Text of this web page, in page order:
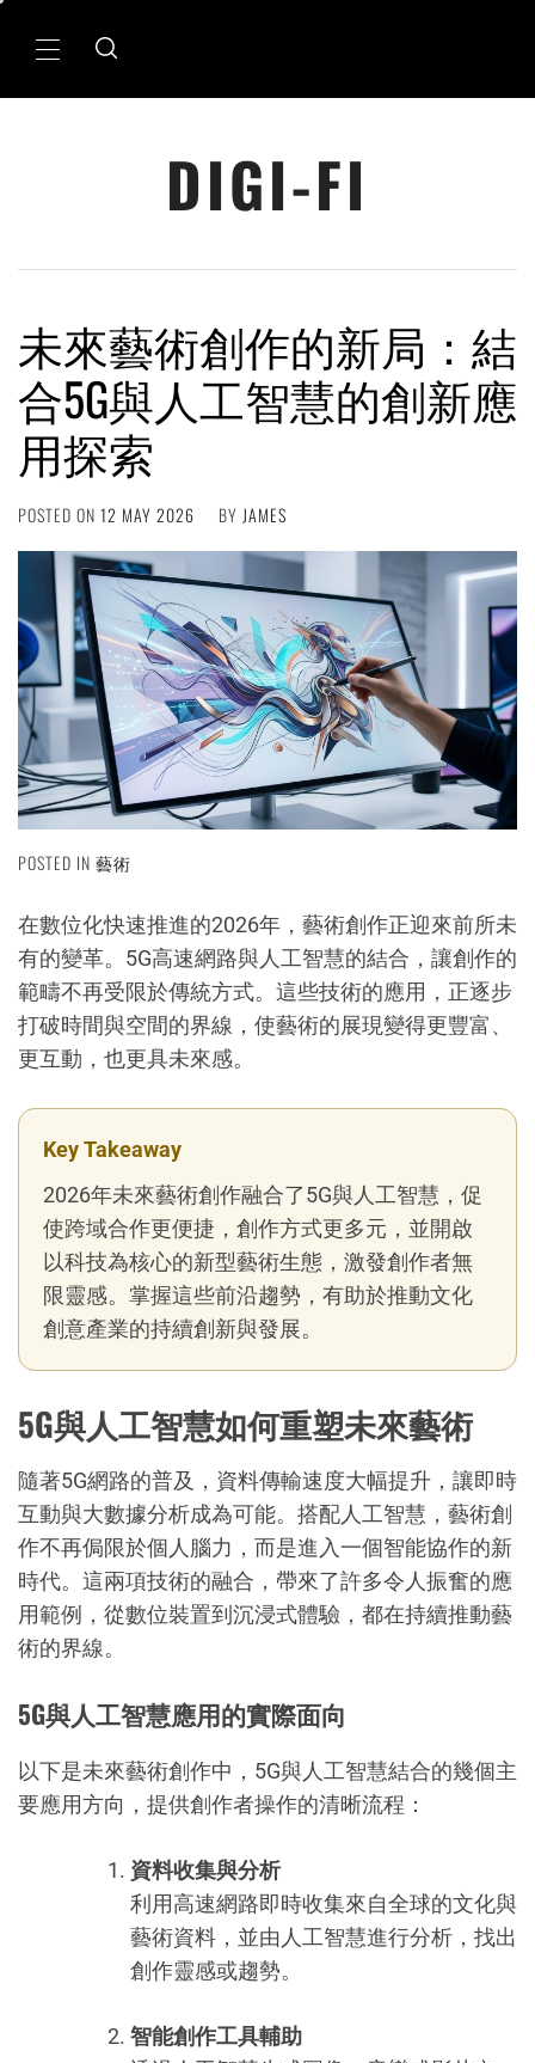
Primary
DIGI-FI
未來藝術創作的新局：結
合5G與人工智慧的創新應
用探索
POSTED ON 12 MAY 2026 BY JAMES
POSTED IN 藝術
在數位化快速推進的2026年，藝術創作正迎來前所未
有的變革。5G高速網路與人工智慧的結合，讓創作的
範疇不再受限於傳統方式。這些技術的應用，正逐步
打破時間與空間的界線，使藝術的展現變得更豐富、
更互動，也更具未來感。
Key Takeaway
2026年未來藝術創作融合了5G與人工智慧，促
使跨域合作更便捷，創作方式更多元，並開啟
以科技為核心的新型藝術生態，激發創作者無
限靈感。掌握這些前沿趨勢，有助於推動文化
創意產業的持續創新與發展。
5G與人工智慧如何重塑未來藝術
隨著5G網路的普及，資料傳輸速度大幅提升，讓即時
互動與大數據分析成為可能。搭配人工智慧，藝術創
作不再侷限於個人腦力，而是進入一個智能協作的新
時代。這兩項技術的融合，帶來了許多令人振奮的應
用範例，從數位裝置到沉浸式體驗，都在持續推動藝
術的界線。
5G與人工智慧應用的實際面向
以下是未來藝術創作中，5G與人工智慧結合的幾個主
要應用方向，提供創作者操作的清晰流程：
資料收集與分析
利用高速網路即時收集來自全球的文化與
藝術資料，並由人工智慧進行分析，找出
創作靈感或趨勢。
智能創作工具輔助